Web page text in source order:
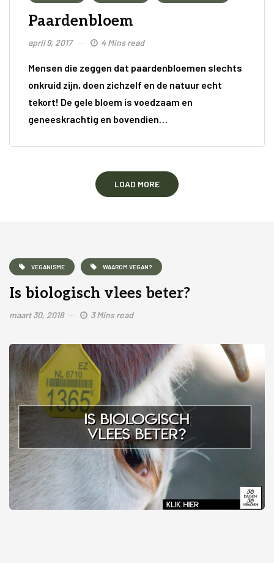
Paardenbloem
april 9, 2017 4 Mins read
Mensen die zeggen dat paardenbloemen slechts
onkruid zijn, doen zichzelf en de natuur echt
tekort! De gele bloem is voedzaam en
geneeskrachtig en bovendien…
LOAD MORE
VEGANISME WAAROM VEGAN?
Is biologisch vlees beter?
maart 30, 2018 3 Mins read